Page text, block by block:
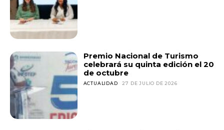
Premio Nacional de Turismo
celebrará su quinta edición el 20
de octubre
ACTUALIDAD 27 DE JULIO DE 2026